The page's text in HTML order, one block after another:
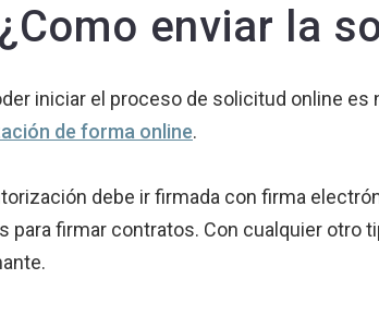
¿Como enviar la
iniciar el proceso de solicitud online es
de forma online.
debe ir firmada con firma
para firmar contratos. Con cualquier otro